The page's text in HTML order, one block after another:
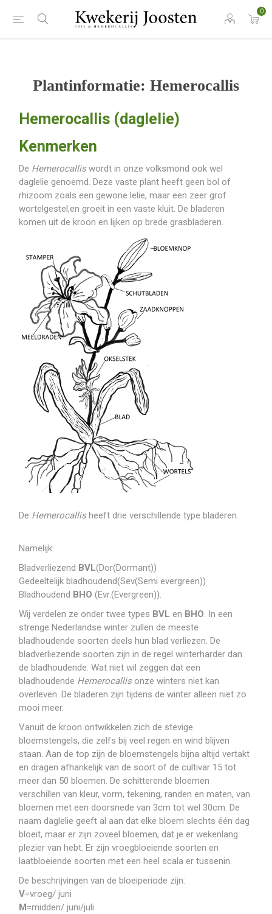
0
Plantinformatie: Hemerocallis
Hemerocallis (daglelie)
Kenmerken
De Hemerocalliswordt in onze volksmond ook wel
daglelie genoemd. Deze vaste plant heeft geen bol of
rhizoom zoals een gewone lelie, maar een zeer grof
wortelgestel,en groeit in een vaste kluit. De bladeren
komen uit de kroon en lijken op brede grasbladeren.
De Hemerocallisheeft drie verschillende type bladeren.
Namelijk:
Bladverliezend BVL(Dor(Dormant))
Gedeeltelijk bladhoudend(Sev(Semi evergreen))
Bladhoudend BHO (Evr.(Evergreen)).
Wij verdelen ze onder twee types BVL en BHO. In een
strenge Nederlandse winter zullen de meeste
bladhoudende soorten deels hun blad verliezen. De
bladverliezende soorten zijn in de regel winterharder dan
de bladhoudende. Wat niet wil zeggen dat een
bladhoudende Hemerocallisonze winters niet kan
overleven. De bladeren zijn tijdens de winter alleen niet zo
mooi meer.
Vanuit de kroon ontwikkelen zich de stevige
bloemstengels, die zelfs bij veel regen en wind blijven
staan. Aan de top zijn de bloemstengels bijna altijd vertakt
en dragen afhankelijk van de soort of de cultivar 15 tot
meer dan 50 bloemen. De schitterende bloemen
verschillen van kleur, vorm, tekening, randen en maten, van
bloemen met een doorsnede van 3cm tot wel 30cm. De
naam daglelie geeft al aan dat elke bloem slechts één dag
bloeit, maar er zijn zoveel bloemen, dat je er wekenlang
plezier van hebt. Er zijn vroegbloeiende soorten en
laatbloeiende soorten met een heel scala er tussenin.
De beschrijvingen van de bloeiperiode zijn:
V=vroeg/ juni
M =midden/ juni/juli